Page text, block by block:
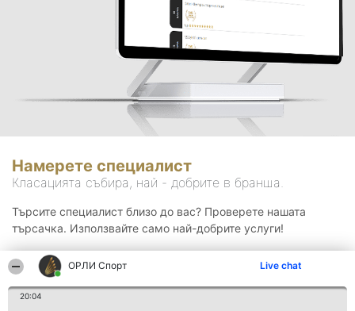
ОРЛИ Спорт Live chat
20:04
Намерете специалист
Класацията събира, най - добрите в бранша.
Търсите специалист близо до вас? Проверете нашата
търсачка. Използвайте само най-добрите услуги!